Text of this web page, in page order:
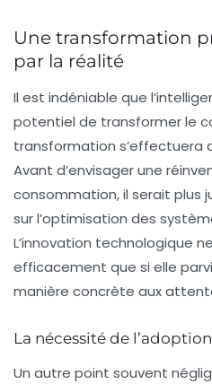
Une transformation
par la réalité
Il est indéniable que
potentiel de transformer le
transformation s’effectuera
Avant d’envisager une
consommation, il serait plus
sur l’optimisation des
L’innovation technologique
efficacement que si elle
manière concrète aux
La nécessité de
Un autre point souvent